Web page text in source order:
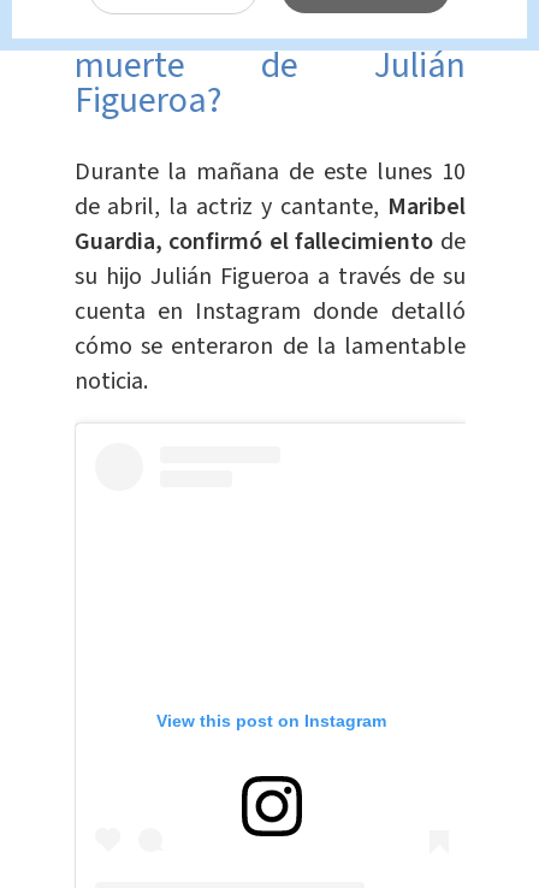
¿Cuándo se confirmó la
muerte de Julián
Figueroa?
Durante la mañana de este lunes 10
de abril, la actriz y cantante, Maribel
Guardia, confirmó el fallecimiento de
su hijo Julián Figueroa a través de su
cuenta en Instagram donde detalló
cómo se enteraron de la lamentable
noticia.
View this post on Instagram